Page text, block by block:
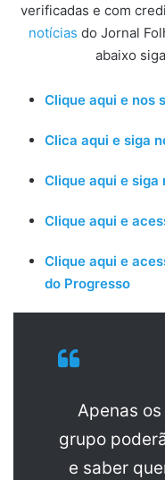
verificadas e com
notícias do Jornal
abaixo
Clique aqui e nos
Clica aqui e siga
Clique aqui e siga
Clique aqui e
Clique aqui e
do Progresso
Apenas
grupo
e saber